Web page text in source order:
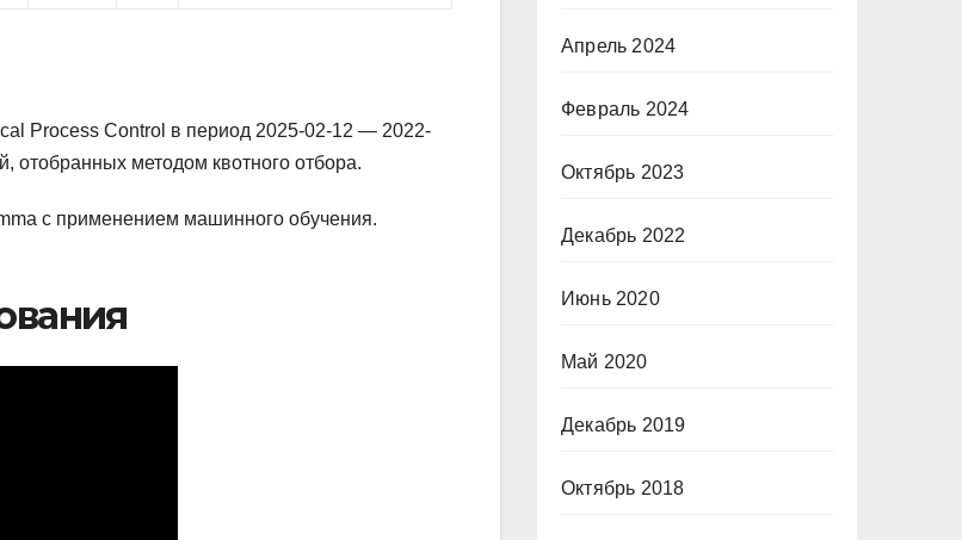
Process Control в период 2025-02-12 — 2022-
отобранных методом квотного отбора.
с применением машинного обучения.
Апрель 2024
Февраль 2024
Октябрь 2023
Декабрь 2022
Июнь 2020
Май 2020
Декабрь 2019
Октябрь 2018